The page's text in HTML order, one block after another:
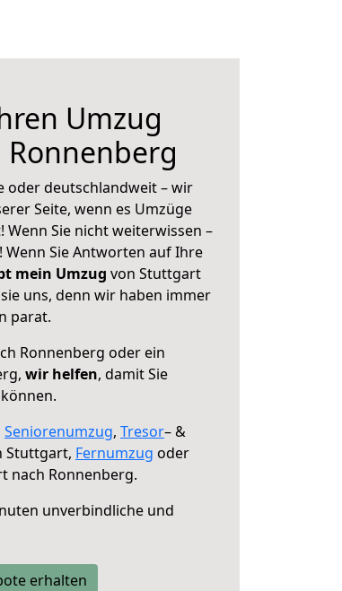
Umzug
oder deutschlandweit – wir
Seite, wenn es Umzüge
Sie nicht weiterwissen –
Sie Antworten auf Ihre
mein Umzug von Stuttgart
uns, denn wir haben immer
parat.
Ronnenberg oder ein
wir helfen, damit Sie
Seniorenumzug, Tresor– &
Stuttgart, Fernumzug oder
nach Ronnenberg.
unverbindliche und
erhalten